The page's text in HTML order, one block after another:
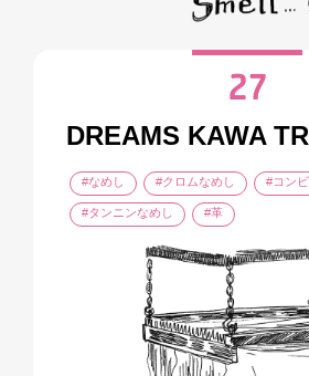
27
DREAMS KAWA
#なめし #クロムなめし #コン
#タンニンなめし #革